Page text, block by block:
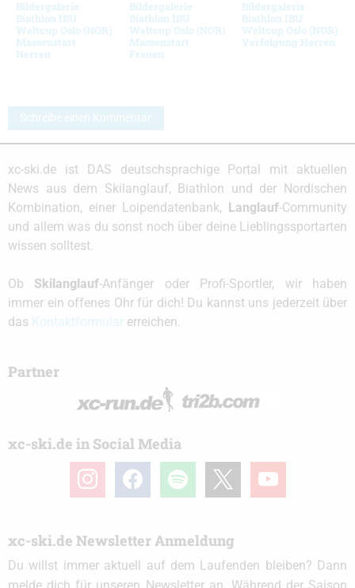
Bildergalerie
Biathlon IBU
Weltcup Oslo (NOR)
Massenstart
Herren
Bildergalerie
Biathlon IBU
Weltcup Oslo (NOR)
Massenstart
Frauen
Bildergalerie
Biathlon IBU
Weltcup Oslo (NOR)
Verfolgung Herren
Schreibe einen Kommentar
xc-ski.de ist DAS deutschsprachige Portal mit aktuellen
News aus dem Skilanglauf, Biathlon und der Nordischen
Kombination, einer Loipendatenbank,
Langlauf-Community
und allem was du sonst noch über deine Lieblingssportarten
wissen solltest.
Ob Skilanglauf-Anfänger oder Profi-Sportler, wir haben
immer ein offenes Ohr für dich! Du kannst uns jederzeit über
das
erreichen.
Partner
xc-ski.de in Social Media
instagramfacebook spotify youtube
xc-ski.de Newsletter Anmeldung
Du willst immer aktuell auf dem Laufenden bleiben? Dann